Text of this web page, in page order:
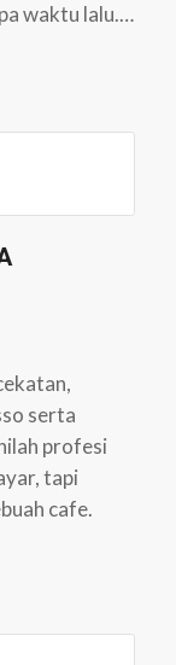
waktu lalu.…
serta
profesi
tapi
cafe.